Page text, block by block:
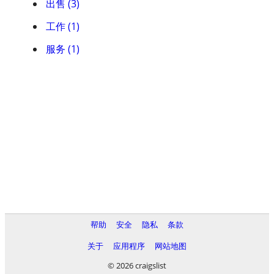
出售 (3)
工作 (1)
服务 (1)
帮助 安全 隐私
条款
关于
应用程序
网站地图
© 2026 craigslist